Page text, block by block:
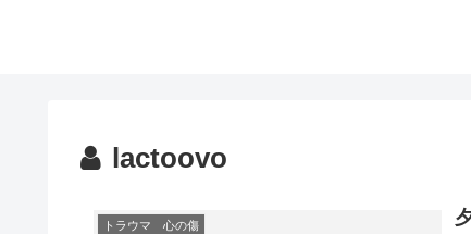
lactoovo
トラウマ 心の傷